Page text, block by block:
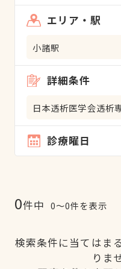
エリア・駅
小諸駅
詳細条件
日本透析医学会透析
診療曜日
0件中 0〜0件を表示
検索条件に当てはま
りま